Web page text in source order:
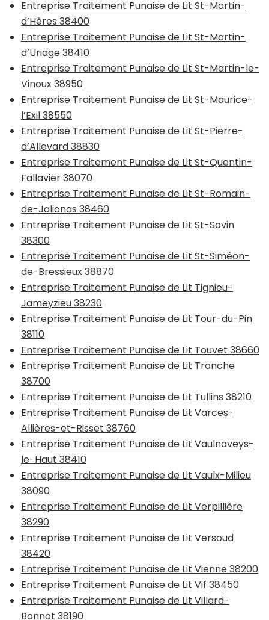
Entreprise Traitement Punaise de Lit St-Martin-
d’Hères 38400
Entreprise Traitement Punaise de Lit St-Martin-
d’Uriage 38410
Entreprise Traitement Punaise de Lit St-Martin-le-
Vinoux 38950
Entreprise Traitement Punaise de Lit St-Maurice-
l’Exil 38550
Entreprise Traitement Punaise de Lit St-Pierre-
d’Allevard 38830
Entreprise Traitement Punaise de Lit St-Quentin-
Fallavier 38070
Entreprise Traitement Punaise de Lit St-Romain-
de-Jalionas 38460
Entreprise Traitement Punaise de Lit St-Savin
38300
Entreprise Traitement Punaise de Lit St-Siméon-
de-Bressieux 38870
Entreprise Traitement Punaise de Lit Tignieu-
Jameyzieu 38230
Entreprise Traitement Punaise de Lit Tour-du-Pin
38110
Entreprise Traitement Punaise de Lit Touvet 38660
Entreprise Traitement Punaise de Lit Tronche
38700
Entreprise Traitement Punaise de Lit Tullins 38210
Entreprise Traitement Punaise de Lit Varces-
Allières-et-Risset 38760
Entreprise Traitement Punaise de Lit Vaulnaveys-
le-Haut 38410
Entreprise Traitement Punaise de Lit Vaulx-Milieu
38090
Entreprise Traitement Punaise de Lit Verpillière
38290
Entreprise Traitement Punaise de Lit Versoud
38420
Entreprise Traitement Punaise de Lit Vienne 38200
Entreprise Traitement Punaise de Lit Vif 38450
Entreprise Traitement Punaise de Lit Villard-
Bonnot 38190